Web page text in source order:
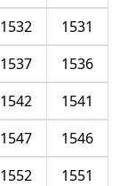
1531
1532
1536
1537
1541
1542
1546
1547
1551
1552